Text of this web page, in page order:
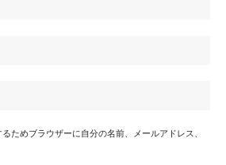
ためブラウザーに自分の名前、メールアドレス、